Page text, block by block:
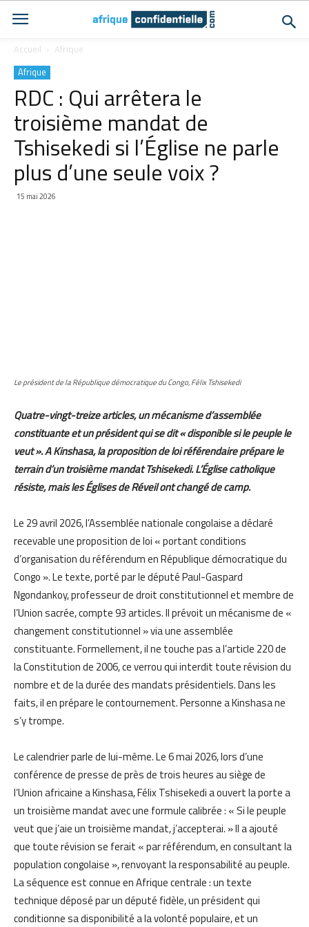
Accueil Afrique
Afrique
RDC : Qui arrêtera le
troisième mandat de
Tshisekedi si l’Église ne parle
plus d’une seule voix ?
15 mai 2026
Le président de la République démocratique du Congo, Félix Tshisekedi
Quatre-vingt-treize articles, un mécanisme d’assemblée
constituante et un président qui se dit « disponible si le peuple le
veut ». A Kinshasa, la proposition de loi référendaire prépare le
terrain d’un troisième mandat Tshisekedi. L’Église catholique
résiste, mais les Églises de Réveil ont changé de camp.
Le 29 avril 2026, l’Assemblée nationale congolaise a déclaré
recevable une proposition de loi « portant conditions
d’organisation du référendum en République démocratique du
Congo ». Le texte, porté par le député Paul-Gaspard
Ngondankoy, professeur de droit constitutionnel et membre de
l’Union sacrée, compte 93 articles. Il prévoit un mécanisme de «
changement constitutionnel » via une assemblée
constituante. Formellement, il ne touche pas a l’article 220 de
la Constitution de 2006, ce verrou qui interdit toute révision du
nombre et de la durée des mandats présidentiels. Dans les
faits, il en prépare le contournement. Personne a Kinshasa ne
s’y trompe.
Le calendrier parle de lui-même. Le 6 mai 2026, lors d’une
conférence de presse de près de trois heures au siège de
l’Union africaine a Kinshasa, Félix Tshisekedi a ouvert la porte a
un troisième mandat avec une formule calibrée : « Si le peuple
veut que j’aie un troisième mandat, j’accepterai. » Il a ajouté
que toute révision se ferait « par référendum, en consultant la
population congolaise », renvoyant la responsabilité au peuple.
La séquence est connue en Afrique centrale : un texte
technique déposé par un député fidèle, un président qui
conditionne sa disponibilité a la volonté populaire, et un